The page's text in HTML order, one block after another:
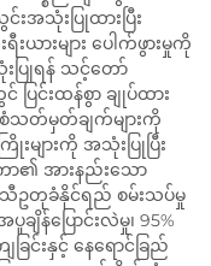
အသုံးပြုထားပြီး
ယားများ ပေါက်ဖွားမှုကို
ပြုရန် သင့်တော်
ြင်းထန်စွာ ချုပ်ထား
သတ်မှတ်ချက်များကို
များကို အသုံးပြုပြီး
၏ အားနည်းသော
ဥတုခံနိုင်ရည် စမ်းသပ်မှု
ျိန်ပြောင်းလဲမှု၊ 95%
ခြင်းနှင့် နေရောင်ခြည်